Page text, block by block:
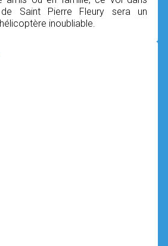
Saint Pierre Fleury sera un
inoubliable.